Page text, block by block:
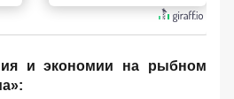
и экономии на рыбном